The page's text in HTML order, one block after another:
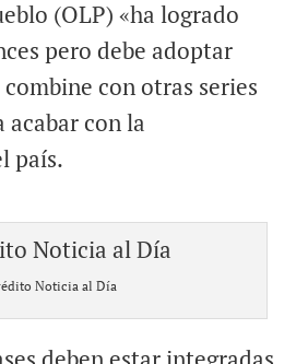
(OLP) «ha logrado
pero debe adoptar
combine con otras series
acabar con la
país.
Noticia al Día